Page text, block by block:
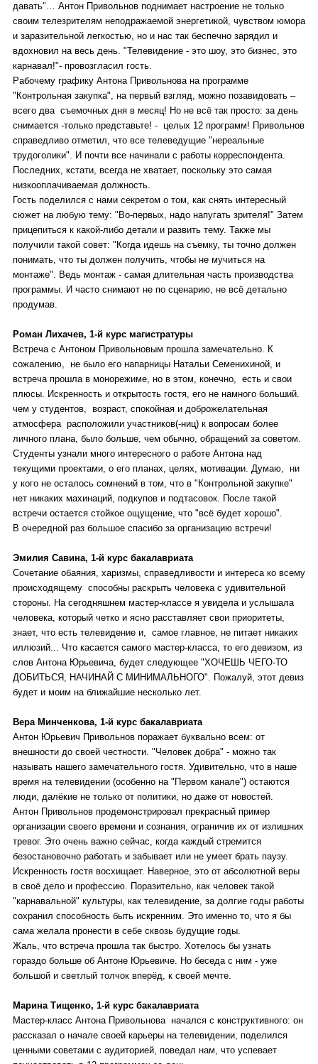
давать"… Антон Привольнов поднимает настроение не только
своим телезрителям неподражаемой энергетикой, чувством юмора
и заразительной легкостью, но и нас так беспечно зарядил и
вдохновил на весь день. "Телевидение - это шоу, это бизнес, это
карнавал!"- провозгласил гость.
Рабочему графику Антона Привольнова на программе
"Контрольная закупка", на первый взгляд, можно позавидовать –
всего два съемочных дня в месяц! Но не всё так просто: за день
снимается -только представьте! - целых 12 программ! Привольнов
справедливо отметил, что все телеведущие "нереальные
трудоголики". И почти все начинали с работы корреспондента.
Последних, кстати, всегда не хватает, поскольку это самая
низкооплачиваемая должность.
Гость поделился с нами секретом о том, как снять интересный
сюжет на любую тему: "Во-первых, надо напугать зрителя!" Затем
прицепиться к какой-либо детали и развить тему. Также мы
получили такой совет: "Когда идешь на съемку, ты точно должен
понимать, что ты должен получить, чтобы не мучиться на
монтаже". Ведь монтаж - самая длительная часть производства
программы. И часто снимают не по сценарию, не всё детально
продумав.
Роман Лихачев, 1-й курс магистратуры
Встреча с Антоном Привольновым прошла замечательно. К
сожалению, не было его напарницы Натальи Семенихиной, и
встреча прошла в монорежиме, но в этом, конечно, есть и свои
плюсы. Искренность и открытость гостя, его не намного больший.
чем у студентов, возраст, спокойная и доброжелательная
атмосфера расположили участников(-ниц) к вопросам более
личного плана, было больше, чем обычно, обращений за советом.
Студенты узнали много интересного о работе Антона над
текущими проектами, о его планах, целях, мотивации. Думаю, ни
у кого не осталось сомнений в том, что в "Контрольной закупке"
нет никаких махинаций, подкупов и подтасовок. После такой
встречи остается стойкое ощущение, что "всё будет хорошо".
В очередной раз большое спасибо за организацию встречи!
Эмилия Савина, 1-й курс бакалавриата
Сочетание обаяния, харизмы, справедливости и интереса ко всему
происходящему способны раскрыть человека с удивительной
стороны. На сегодняшнем мастер-классе я увидела и услышала
человека, который четко и ясно расставляет свои приоритеты,
знает, что есть телевидение и, самое главное, не питает никаких
иллюзий... Что касается самого мастер-класса, то его девизом, из
слов Антона Юрьевича, будет следующее "ХОЧЕШЬ ЧЕГО-ТО
ДОБИТЬСЯ, НАЧИНАЙ С МИНИМАЛЬНОГО". Пожалуй, этот девиз
будет и моим на ближайшие несколько лет.
Вера Минченкова, 1-й курс бакалавриата
Антон Юрьевич Привольнов поражает буквально всем: от
внешности до своей честности. "Человек добра" - можно так
называть нашего замечательного гостя. Удивительно, что в наше
время на телевидении (особенно на "Первом канале") остаются
люди, далёкие не только от политики, но даже от новостей.
Антон Привольнов продемонстрировал прекрасный пример
организации своего времени и сознания, ограничив их от излишних
тревог. Это очень важно сейчас, когда каждый стремится
безостановочно работать и забывает или не умеет брать паузу.
Искренность гостя восхищает. Наверное, это от абсолютной веры
в своё дело и профессию. Поразительно, как человек такой
"карнавальной" культуры, как телевидение, за долгие годы работы
сохранил способность быть искренним. Это именно то, что я бы
сама желала пронести в себе сквозь будущие годы.
Жаль, что встреча прошла так быстро. Хотелось бы узнать
гораздо больше об Антоне Юрьевиче. Но беседа с ним - уже
большой и светлый толчок вперёд, к своей мечте.
Марина Тищенко, 1-й курс бакалавриата
Мастер-класс Антона Привольнова начался с конструктивного: он
рассказал о начале своей карьеры на телевидении, поделился
ценными советами с аудиторией, поведал нам, что успевает